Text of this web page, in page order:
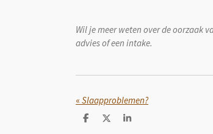
Wil je meer weten over de oorzaak
advies of een intake.
« Slaapproblemen?
D
D
S